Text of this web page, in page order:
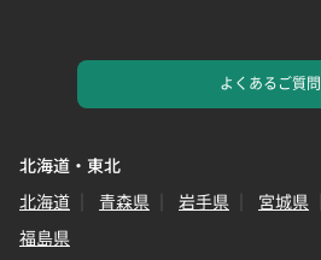
よくあるご質問
北海道・東北
北海道
青森県 岩手県 宮城県
福島県